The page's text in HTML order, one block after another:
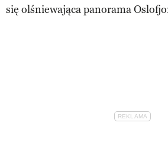
się olśniewająca panorama